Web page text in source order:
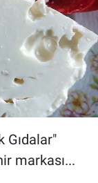
Gıdalar"
markası...